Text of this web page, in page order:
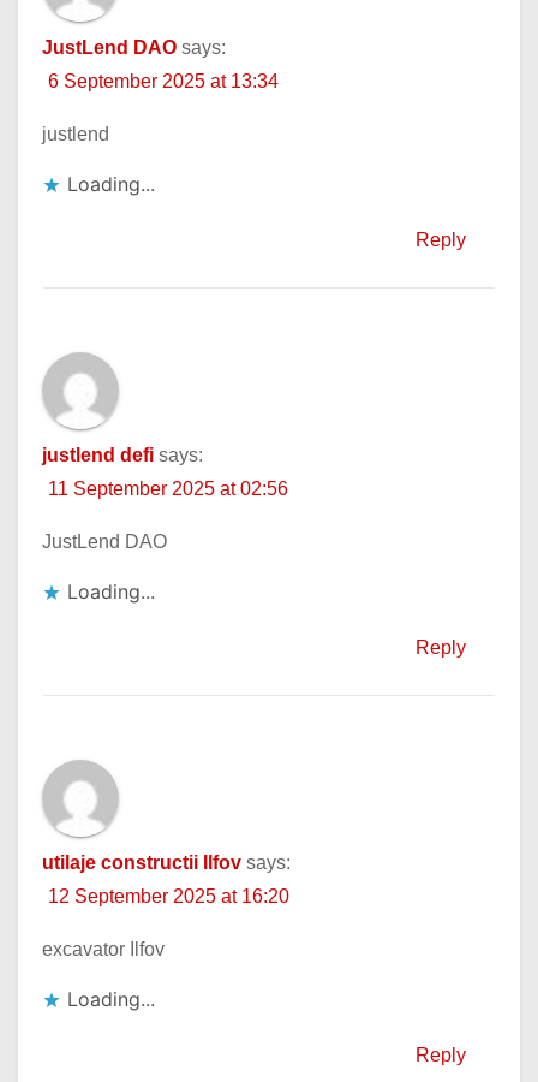
JustLend DAO says:
6 September 2025 at 13:34
justlend
Loading...
Reply
justlend defi says:
11 September 2025 at 02:56
JustLend DAO
Loading...
Reply
utilaje constructii Ilfov says:
12 September 2025 at 16:20
excavator Ilfov
Loading...
Reply